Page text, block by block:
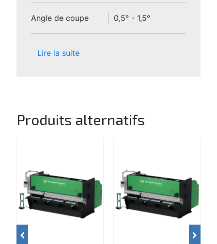
Angle de coupe 0,5° - 1,5°
Lire la suite
Produits alternatifs